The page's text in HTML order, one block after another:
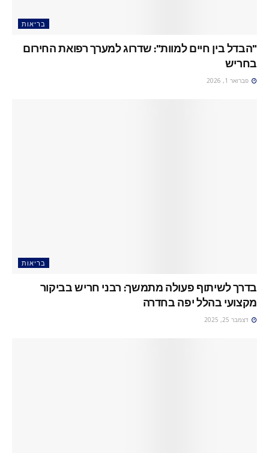
בריאות
"הבדל בין חיים למוות": שדרוג למערך רפואת החירום
בחריש
פברואר 1, 2026
בריאות
בדרך לשיתוף פעולה מתמשך: רבני חריש בביקור
מקצועי בהלל יפה בחדרה
דצמבר 25, 2025